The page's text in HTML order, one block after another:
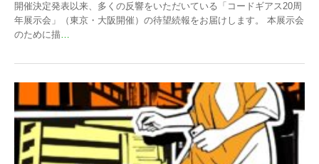
開催決定発表以来、多くの反響をいただいている「コードギアス20周
年展示会」（東京・大阪開催）の待望続報をお届けします。 本展示会
のために描…